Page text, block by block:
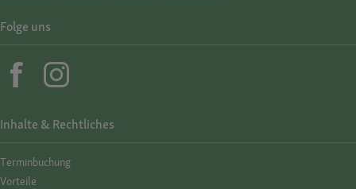
Inhalte & Rechtliches
Termin­buchung
Vorteile
Folge uns